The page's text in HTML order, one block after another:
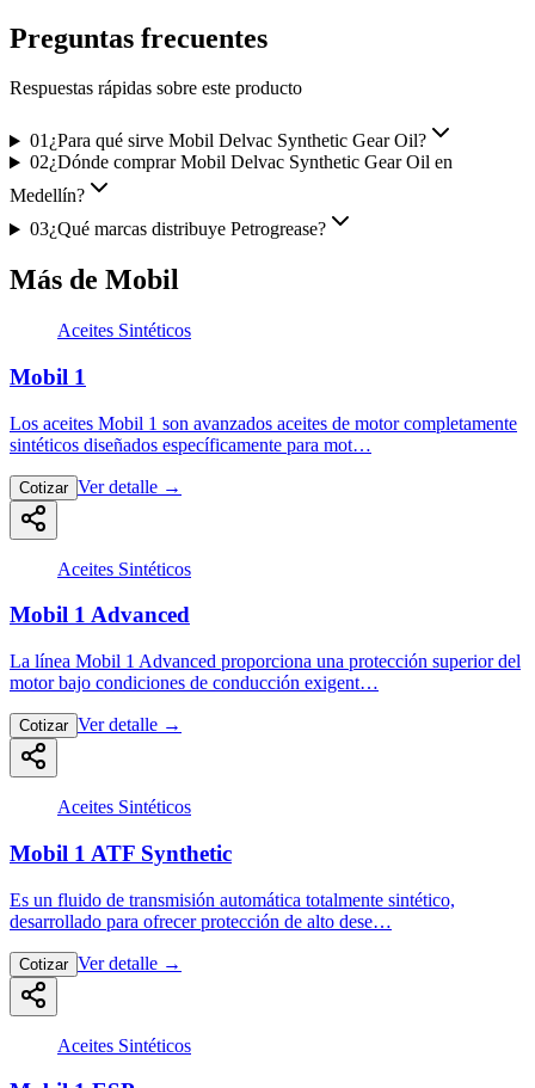
Preguntas frecuentes
Respuestas rápidas sobre este producto
01¿Para qué sirve Mobil Delvac Synthetic Gear Oil?
02¿Dónde comprar Mobil Delvac Synthetic Gear Oil en
Medellín?
03¿Qué marcas distribuye Petrogrease?
Más de Mobil
Aceites Sintéticos
Mobil 1
Los aceites Mobil 1 son avanzados aceites de motor completamente
sintéticos diseñados específicamente para mot…
Cotizar Ver detalle →
Aceites Sintéticos
Mobil 1 Advanced
La línea Mobil 1 Advanced proporciona una protección superior del
motor bajo condiciones de conducción exigent…
Cotizar Ver detalle →
Aceites Sintéticos
Mobil 1 ATF Synthetic
Es un fluido de transmisión automática totalmente sintético,
desarrollado para ofrecer protección de alto dese…
Cotizar Ver detalle →
Aceites Sintéticos